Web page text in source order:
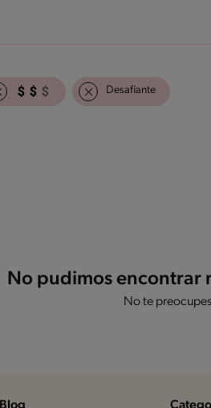
Desafiante
No pudimos encontrar
No te
Blog